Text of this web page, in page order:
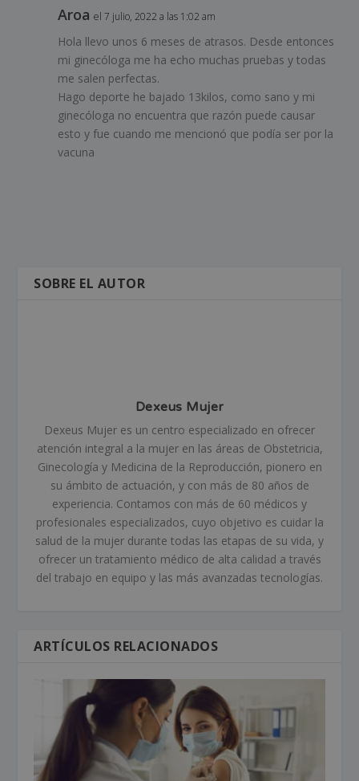
Aroa el 7 julio, 2022 a las 1:02 am
Hola llevo unos 6 meses de atrasos. Desde entonces
mi ginecóloga me ha echo muchas pruebas y todas
me salen perfectas.
Hago deporte he bajado 13kilos, como sano y mi
ginecóloga no encuentra que razón puede causar
esto y fue cuando me mencionó que podía ser por la
vacuna
SOBRE EL AUTOR
Dexeus Mujer
Dexeus Mujer es un centro especializado en ofrecer
atención integral a la mujer en las áreas de Obstetricia,
Ginecología y Medicina de la Reproducción, pionero en
su ámbito de actuación, y con más de 80 años de
experiencia. Contamos con más de 60 médicos y
profesionales especializados, cuyo objetivo es cuidar la
salud de la mujer durante todas las etapas de su vida, y
ofrecer un tratamiento médico de alta calidad a través
del trabajo en equipo y las más avanzadas tecnologías.
ARTÍCULOS RELACIONADOS